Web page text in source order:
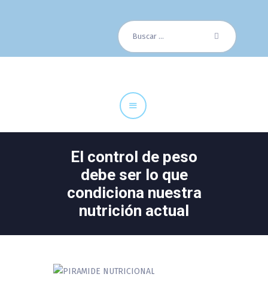
Buscar:
El control de peso
debe ser lo que
condiciona nuestra
nutrición actual
Cuadro Médico
Especialidades